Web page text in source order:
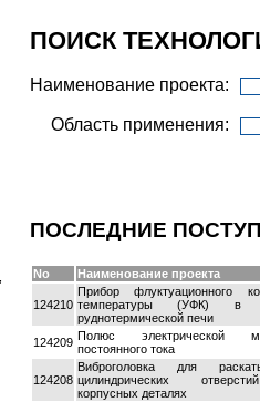
ПОИСК
Наименование проекта:
Область применения:
ПОСЛЕДНИЕ
No Наименование проекта
124210
Прибор флуктуационного
температуры (УФК) в
руднотермической печи
124209 Полюс электрической
постоянного тока
124208
Виброголовка для
цилиндрических
корпусных деталях